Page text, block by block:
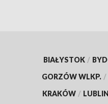
BIAŁYSTOK /
GORZÓW WLKP. /
KRAKÓW / LUBLIN